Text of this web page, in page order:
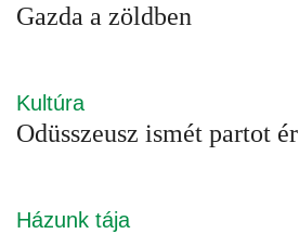
Gazda a zöldben
Kultúra
Odüsszeusz ismét partot ér
Házunk tája